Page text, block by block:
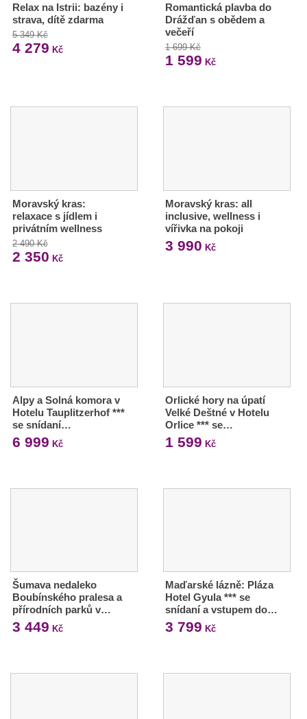
Relax na Istrii: bazény i
strava, dítě zdarma
5 349 Kč
4 279 Kč
Romantická plavba do
Drážďan s obědem a
večeří
1 699 Kč
1 599 Kč
Moravský kras:
relaxace s jídlem i
privátním wellness
2 490 Kč
2 350 Kč
Moravský kras: all
inclusive, wellness i
vířivka na pokoji
3 990 Kč
Alpy a Solná komora v
Hotelu Tauplitzerhof ***
se snídaní…
6 999 Kč
Orlické hory na úpatí
Velké Deštné v Hotelu
Orlice *** se…
1 599 Kč
Šumava nedaleko
Boubínského pralesa a
přírodních parků v…
3 449 Kč
Maďarské lázně: Pláza
Hotel Gyula *** se
snídaní a vstupem do…
3 799 Kč